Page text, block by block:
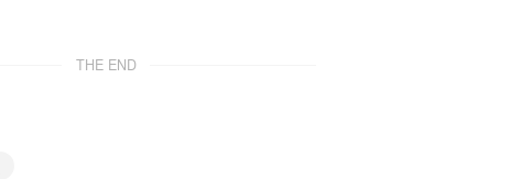
THE END